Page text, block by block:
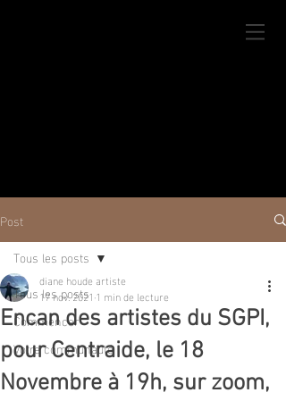
Post
Tous les posts
Commencer
Votre communauté
Tous les posts
Encan des artistes du SGPI,
pour Centraide, le 18
Novembre à 19h, sur zoom,
diane houde artiste
17 nov. 2021 1 min de lecture